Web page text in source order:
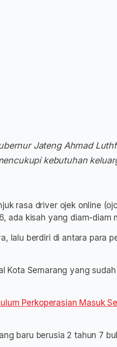
Jateng Ahmad
kebutuhan
rasa driver ojek online
ada kisah yang diam-diam
lalu berdiri di antara para
Kota Semarang yang
Perkoperasian Masuk
baru berusia 2 tahun 7